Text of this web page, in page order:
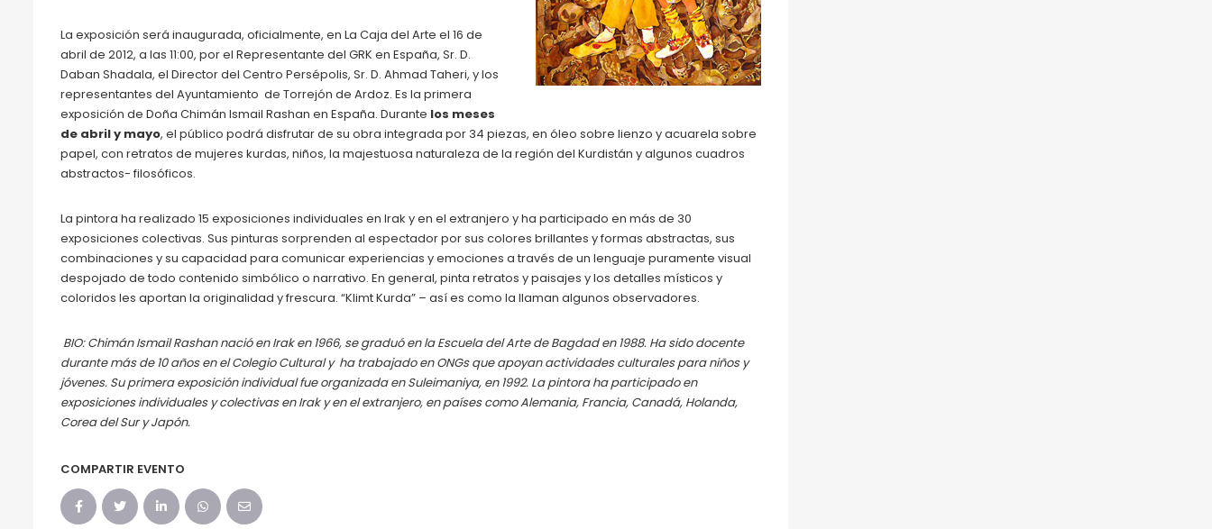
La exposición será inaugurada, oficialmente, en La Caja del Arte el 16 de
abril de 2012, a las 11:00, por el Representante del GRK en España, Sr. D.
Daban Shadala, el Director del Centro Persépolis, Sr. D. Ahmad Taheri, y los
representantes del Ayuntamiento de Torrejón de Ardoz. Es la primera
exposición de Doña Chimán Ismail Rashan en España. Durante los meses
de abril y mayo, el público podrá disfrutar de su obra integrada por 34 piezas, en óleo sobre lienzo y acuarela sobre
papel, con retratos de mujeres kurdas, niños, la majestuosa naturaleza de la región del Kurdistán y algunos cuadros
abstractos- filosóficos.
La pintora ha realizado 15 exposiciones individuales en Irak y en el extranjero y ha participado en más de 30
exposiciones colectivas. Sus pinturas sorprenden al espectador por sus colores brillantes y formas abstractas, sus
combinaciones y su capacidad para comunicar experiencias y emociones a través de un lenguaje puramente visual
despojado de todo contenido simbólico o narrativo. En general, pinta retratos y paisajes y los detalles místicos y
coloridos les aportan la originalidad y frescura. “Klimt Kurda” – así es como la llaman algunos observadores.
BIO: Chimán Ismail Rashan nació en Irak en 1966, se graduó en la Escuela del Arte de Bagdad en 1988. Ha sido docente
durante más de 10 años en el Colegio Cultural y ha trabajado en ONGs que apoyan actividades culturales para niños y
jóvenes. Su primera exposición individual fue organizada en Suleimaniya, en 1992. La pintora ha participado en
exposiciones individuales y colectivas en Irak y en el extranjero, en países como Alemania, Francia, Canadá, Holanda,
Corea del Sur y Japón.
COMPARTIR EVENTO